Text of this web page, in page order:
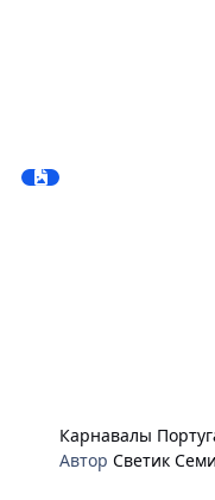
Карнавалы
АвторСветик